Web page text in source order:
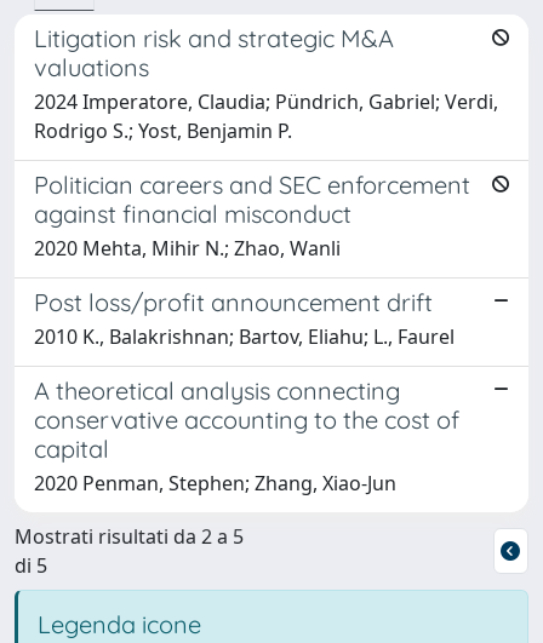
Litigation risk and strategic M&A
valuations
2024 Imperatore, Claudia; Pündrich, Gabriel; Verdi,
Rodrigo S.; Yost, Benjamin P.
Politician careers and SEC enforcement
against financial misconduct
2020 Mehta, Mihir N.; Zhao, Wanli
Post loss/profit announcement drift
2010 K., Balakrishnan; Bartov, Eliahu; L., Faurel
A theoretical analysis connecting
conservative accounting to the cost of
capital
2020 Penman, Stephen; Zhang, Xiao-Jun
Mostrati risultati da 2 a 5
di 5
Legenda icone